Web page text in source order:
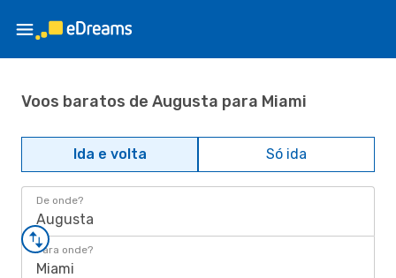
Voos baratos de Augusta para Miami
Ida e volta Só ida
De onde?
Augusta
Para onde?
Miami